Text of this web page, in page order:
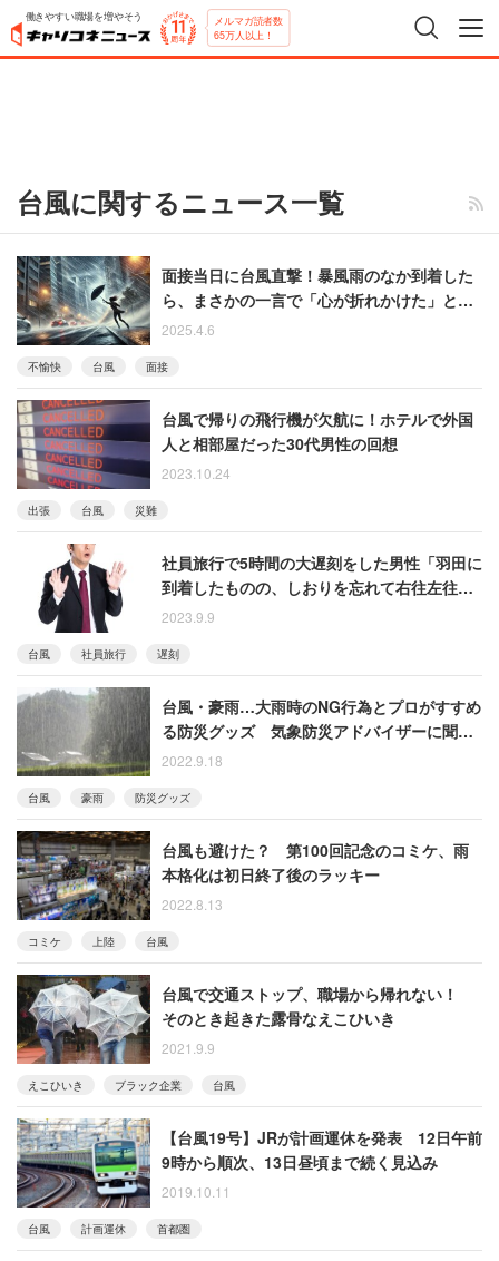
働きやすい職場を増やそう メルマガ読者数
65万人以上！
台風に関するニュース一覧
面接当日に台風直撃！暴風雨のなか到着した
ら、まさかの一言で「心が折れかけた」とい
う女性
2025.4.6
不愉快 台風 面接
台風で帰りの飛行機が欠航に！ホテルで外国
人と相部屋だった30代男性の回想
2023.10.24
出張 台風 災難
社員旅行で5時間の大遅刻をした男性「羽田に
到着したものの、しおりを忘れて右往左往。
搭乗時間を過ぎキャンセルに」
2023.9.9
台風 社員旅行 遅刻
台風・豪雨…大雨時のNG行為とプロがすすめ
る防災グッズ 気象防災アドバイザーに聞い
た
2022.9.18
台風 豪雨 防災グッズ
台風も避けた？ 第100回記念のコミケ、雨
本格化は初日終了後のラッキー
2022.8.13
コミケ 上陸 台風
台風で交通ストップ、職場から帰れない！
そのとき起きた露骨なえこひいき
2021.9.9
えこひいき ブラック企業 台風
【台風19号】JRが計画運休を発表 12日午前
9時から順次、13日昼頃まで続く見込み
2019.10.11
台風 計画運休 首都圏